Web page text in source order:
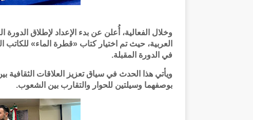
وخلال الفعالية، أُعلن عن بدء الإعداد لإطلاق
العربية، حيث تم اختيار كتاب «قطرة الماء»
في الدورة المقبلة.
ويأتي هذا الحدث في سياق تعزيز العلاقات الثقافية
بوصفهما وسيلتين للحوار والتقارب بين الشعوب.